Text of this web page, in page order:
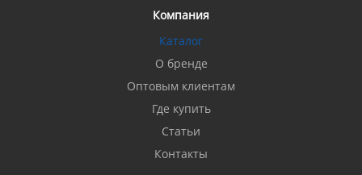
Компания
Каталог
О бренде
Оптовым клиентам
Где купить
Статьи
Контакты